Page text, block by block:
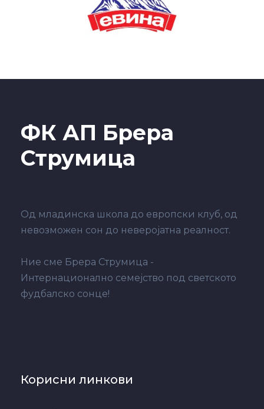
ФК АП Брера
Струмица
Од младинска школа до европски клуб, од
невозможен сон до неверојатна реалност.
Ние сме Брера Струмица -
Интернационално семејство под светското
фудбалско сонце!
Корисни линкови